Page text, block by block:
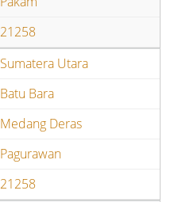
21258
Sumatera Utara
Batu Bara
Medang Deras
Pagurawan
21258